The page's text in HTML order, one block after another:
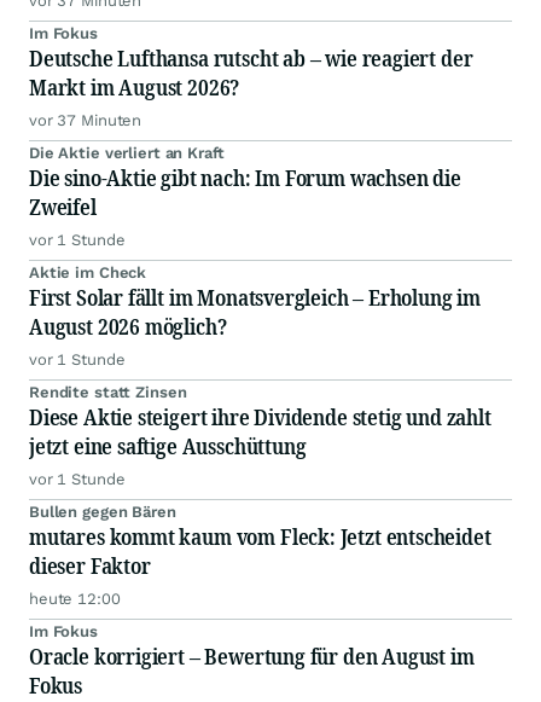
Im Fokus
Deutsche Lufthansa rutscht ab – wie reagiert der
Markt im August 2026?
vor 37 Minuten
Die Aktie verliert an Kraft
Die sino-Aktie gibt nach: Im Forum wachsen die
Zweifel
vor 1 Stunde
Aktie im Check
First Solar fällt im Monatsvergleich – Erholung im
August 2026 möglich?
vor 1 Stunde
Rendite statt Zinsen
Diese Aktie steigert ihre Dividende stetig und zahlt
jetzt eine saftige Ausschüttung
vor 1 Stunde
Bullen gegen Bären
mutares kommt kaum vom Fleck: Jetzt entscheidet
dieser Faktor
heute 12:00
Im Fokus
Oracle korrigiert – Bewertung für den August im
Fokus